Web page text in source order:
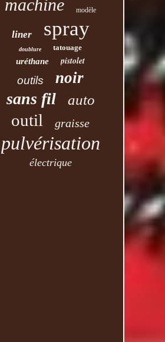
machine modèle
liner spray
doublure tatouage
uréthane pistolet
outils noir
sans fil auto
outil graisse
pulvérisation
électrique